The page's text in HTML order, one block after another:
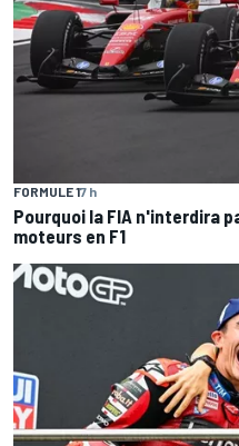
FORMULE 17 h
Pourquoi la FIA n'interdira
moteurs en F1